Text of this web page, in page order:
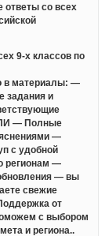
со всех
9-х классов по
в материалы: —
задания и
— Полные
—
с удобной
регионам —
— вы
свежие
от
с выбором
и региона..